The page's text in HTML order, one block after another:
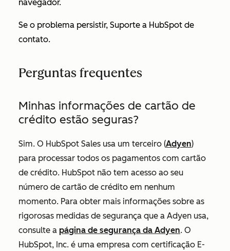
navegador.
Se o problema persistir, Suporte a HubSpot de
contato.
Perguntas frequentes
Minhas informações de cartão de
crédito estão seguras?
Sim. O HubSpot Sales usa um terceiro (Adyen)
para processar todos os pagamentos com cartão
de crédito. HubSpot não tem acesso ao seu
número de cartão de crédito em nenhum
momento. Para obter mais informações sobre as
rigorosas medidas de segurança que a Adyen usa,
consulte a página de segurança da Adyen. O
HubSpot, Inc. é uma empresa com certificação E-